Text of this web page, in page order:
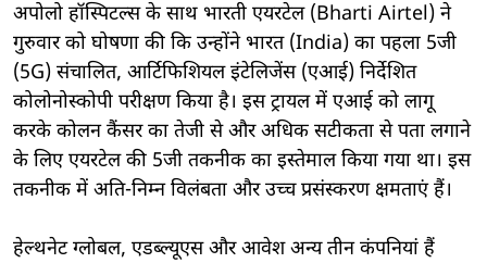
अपोलो हॉस्पिटल्स के साथ भारती एयरटेल (Bharti Airtel) ने
गुरुवार को घोषणा की कि उन्होंने भारत (India) का पहला 5जी
(5G) संचालित, आर्टिफिशियल इंटेलिजेंस (एआई) निर्देशित
कोलोनोस्कोपी परीक्षण किया है। इस ट्रायल में एआई को लागू
करके कोलन कैंसर का तेजी से और अधिक सटीकता से पता लगाने
के लिए एयरटेल की 5जी तकनीक का इस्तेमाल किया गया था। इस
तकनीक में अति-निम्न विलंबता और उच्च प्रसंस्करण क्षमताएं हैं।
हेल्थनेट ग्लोबल, एडब्ल्यूएस और आवेश अन्य तीन कंपनियां हैं